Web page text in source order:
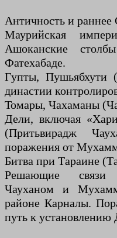
Античность и раннее
Маурийская
Ашоканские
Фатехабаде.
Гупты,
династии
Томары, Чахаманы
Дели, включая
(Притьвирадж
поражения от
Битва при Тараине
Решающие связи
Чауханом и
районе Карналы.
путь к установлению